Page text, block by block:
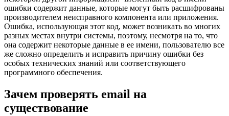
ошибки содержит данные, которые могут быть расшифрованы
производителем неисправного компонента или приложения.
Ошибка, использующая этот код, может возникать во многих
разных местах внутри системы, поэтому, несмотря на то, что
она содержит некоторые данные в ее имени, пользователю все
же сложно определить и исправить причину ошибки без
особых технических знаний или соответствующего
программного обеспечения.
Зачем проверять email на
существование